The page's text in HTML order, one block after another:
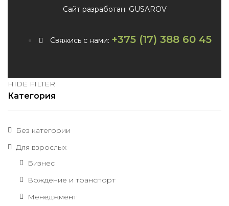
Сайт разработан: GUSAROV
Свяжись с нами: +375 (17) 388 60 45
HIDE FILTER
Категория
Без категории
Для взрослых
Бизнес
Вождение и транспорт
Менеджмент